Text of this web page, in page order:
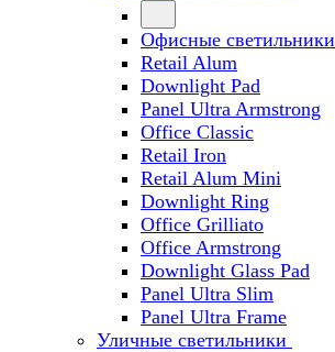
Офисные светильники
Retail Alum
Downlight Pad
Panel Ultra Armstrong
Office Classic
Retail Iron
Retail Alum Mini
Downlight Ring
Office Grilliato
Office Armstrong
Downlight Glass Pad
Panel Ultra Slim
Panel Ultra Frame
Уличные светильники